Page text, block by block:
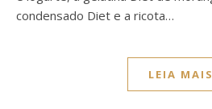
condensado Diet e a ricota…
LEIA MAIS